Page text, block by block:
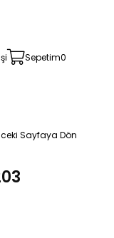
Sepetim0
Sayfaya Dön